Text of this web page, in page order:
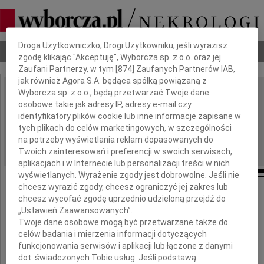
Nekrologi Odeszli Poradnik pogrzebowy
IMIĘ I NAZWISKO:
REGION: cała Polska
DATA EMISJI: 17.11.2009
Agatko
byłaś radością i uśmiechem.
Dbamy o Twoją prywatność
Droga Użytkowniczko, Drogi Użytkowniku, jeśli wyrazisz
zgodę klikając "Akceptuję", Wyborcza sp. z o.o. oraz jej
Zaufani Partnerzy, w tym [874 ] Zaufanych Partnerów IAB,
jak również Agora S.A. będąca spółką powiązaną z
Wyborcza sp. z o.o., będą przetwarzać Twoje dane
osobowe takie jak adresy IP, adresy e-mail czy
identyfikatory plików cookie lub inne informacje zapisane w
tych plikach do celów marketingowych, w szczególności
na potrzeby wyświetlania reklam dopasowanych do
Twoich zainteresowań i preferencji w swoich serwisach,
aplikacjach i w Internecie lub personalizacji treści w nich
wyświetlanych. Wyrażenie zgody jest dobrowolne. Jeśli nie
chcesz wyrazić zgody, chcesz ograniczyć jej zakres lub
chcesz wycofać zgodę uprzednio udzieloną przejdź do
„Ustawień Zaawansowanych”.
Twoje dane osobowe mogą być przetwarzane także do
celów badania i mierzenia informacji dotyczących
funkcjonowania serwisów i aplikacji lub łączone z danymi
dot. świadczonych Tobie usług. Jeśli podstawą